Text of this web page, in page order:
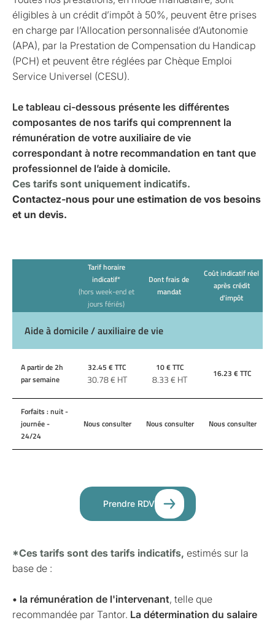
éligibles à un crédit d’impôt à 50%, peuvent être prises
en charge par l’Allocation personnalisée d’Autonomie
(APA), par la Prestation de Compensation du Handicap
(PCH) et peuvent être réglées par Chèque Emploi
Service Universel (CESU).
Le tableau ci-dessous présente les différentes
composantes de nos tarifs qui comprennent la
rémunération de votre auxiliaire de vie
correspondant à notre recommandation en tant que
professionnel de l’aide à domicile.
Ces tarifs sont uniquement indicatifs.
Contactez-nous pour une estimation de vos besoins
et un devis.
Tarif horaire
indicatif*
(hors week-end et
jours fériés)
Dont frais de
mandat
Coût indicatif réel
après crédit
d'impôt
Aide à domicile / auxiliaire de vie
A partir de 2h
par semaine
32.45 € TTC
30.78€ HT
10€ TTC
8.33€ HT 16.23 € TTC
Forfaits : nuit -
journée -
24/24
Nous consulter Nous consulter Nous consulter
Prendre RDV
*Ces tarifs sont des tarifs indicatifs, estimés sur la
base de :
• la rémunération de l'intervenant, telle que
recommandée par Tantor. La détermination du salaire